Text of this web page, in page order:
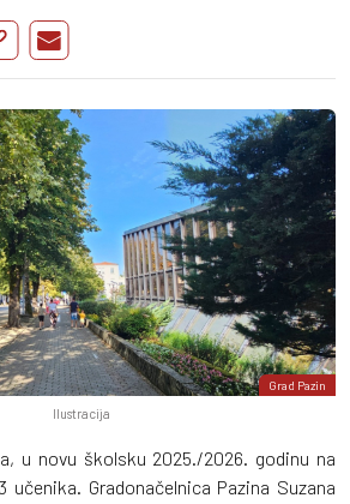
Grad Pazin
Ilustracija
u novu školsku 2025./2026. godinu na
učenika. Gradonačelnica Pazina Suzana